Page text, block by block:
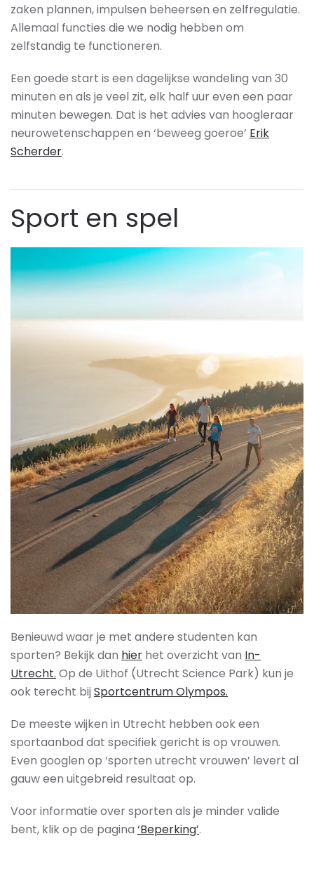
zaken plannen, impulsen beheersen en zelfregulatie.
Allemaal functies die we nodig hebben om
zelfstandig te functioneren.
Een goede start is een dagelijkse wandeling van 30
minuten en als je veel zit, elk half uur even een paar
minuten bewegen. Dat is het advies van hoogleraar
neurowetenschappen en ‘beweeg goeroe’ Erik
Scherder.
Sport en spel
Benieuwd waar je met andere studenten kan
sporten? Bekijk dan hier het overzicht van In-
Utrecht. Op de Uithof (Utrecht Science Park) kun je
ook terecht bij Sportcentrum Olympos.
De meeste wijken in Utrecht hebben ook een
sportaanbod dat specifiek gericht is op vrouwen.
Even googlen op ‘sporten utrecht vrouwen’ levert al
gauw een uitgebreid resultaat op.
Voor informatie over sporten als je minder valide
bent, klik op de pagina ‘Beperking’.